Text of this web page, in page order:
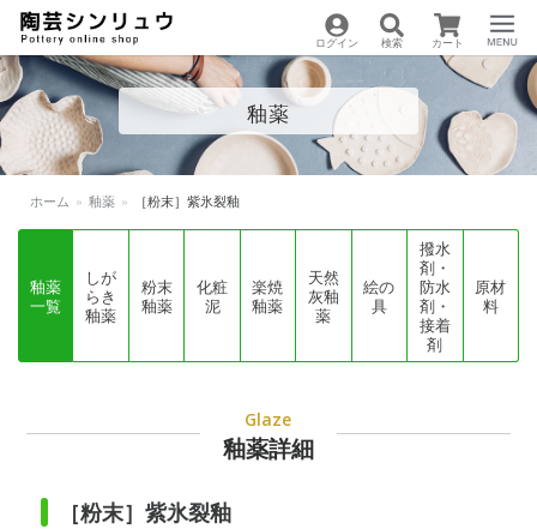
陶芸用品の通販サイト
| 陶芸シンリュウ
ログイン 検索 カート
Menu
釉薬
ホーム » 釉薬 » ［粉末］紫氷裂釉
釉薬
一覧
しが
らき
釉薬
粉末
釉薬
化粧
泥
楽焼
釉薬
天然
灰釉
薬
絵の
具
撥水
剤・
防水
剤・
接着
剤
原材
料
Glaze
釉薬詳細
［粉末］紫氷裂釉